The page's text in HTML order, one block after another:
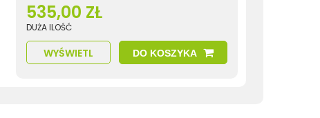
535,00 ZŁ
DUŻA ILOŚĆ
WYŚWIETL DO KOSZYKA